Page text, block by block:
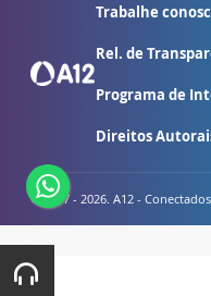
Trabalhe
Rel. de
Programa de
Direitos
© 2007 - 2026. A12 -